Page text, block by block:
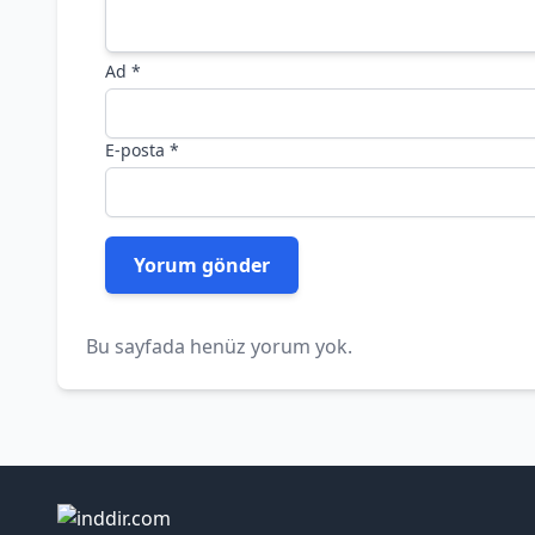
Ad *
E-posta *
Bu sayfada henüz yorum yok.